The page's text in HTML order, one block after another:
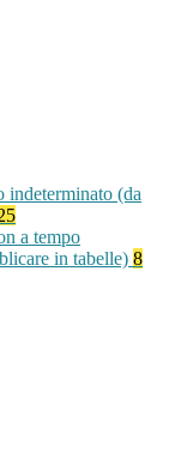
indeterminato (da
a tempo
in tabelle) 8